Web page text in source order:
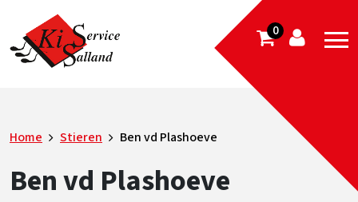
0
Home Stieren Ben vd Plashoeve
Ben vd Plashoeve